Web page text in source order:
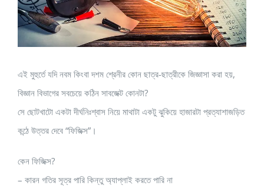
এই মুহুর্তে যদি নবম কিংবা দশম শ্রেনীর কোন ছাত্র-ছাত্রীকে জিজ্ঞাসা করা হয়,
বিজ্ঞান বিভাগের সবচেয়ে কঠিন সাবজেক্ট কোনটা?
সে ছোটখাটো একটা দীর্ঘনিঃশ্বাস নিয়ে মাথাটা একটু ঝুকিয়ে হাজারটা প্রত্যাশাজড়িত
কন্ঠে উত্তর দেবে “ফিজিক্স”।
কেন ফিজিক্স?
– কারন গতির সূত্র পারি কিন্তু অ্যাপ্লাই করতে পারি না